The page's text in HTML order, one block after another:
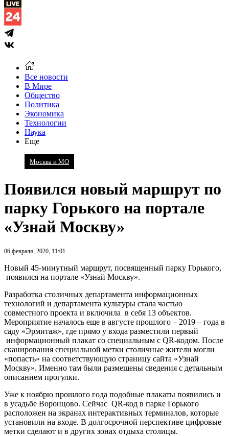
Все новости
В Мире
Общество
Политика
Экономика
Технологии
Наука
Еще
Москва и МО
Появился новый маршрут по
парку Горького на портале
«Узнай Москву»
06 февраля, 2020, 11:01
Новый 45-минутный маршрут, посвященный парку Горького,
появился на портале «Узнай Москву».
Разработка столичных департамента информационных
технологий и департамента культуры стала частью
совместного проекта и включила в себя 13 объектов.
Мероприятие началось еще в августе прошлого – 2019 – года в
саду «Эрмитаж», где прямо у входа разместили первый
информационный плакат со специальным с QR-кодом. После
сканирования специальной метки столичные жители могли
«попасть» на соответствующую страницу сайта «Узнай
Москву». Именно там были размещены сведения с детальным
описанием прогулки.
Уже к ноябрю прошлого года подобные плакаты появились и
в усадьбе Воронцово. Сейчас QR-код в парке Горького
расположен на экранах интерактивных терминалов, которые
установили на входе. В долгосрочной перспективе цифровые
метки сделают и в других зонах отдыха столицы.